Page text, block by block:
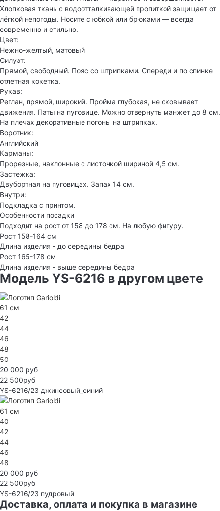
Хлопковая ткань с водоотталкивающей пропиткой защищает от
лёгкой непогоды. Носите с юбкой или брюками — всегда
современно и стильно.
Цвет:
Нежно-желтый, матовый
Силуэт:
Прямой, свободный. Пояс со штрипками. Спереди и по спинке
отлетная кокетка.
Рукав:
Реглан, прямой, широкий. Пройма глубокая, не сковывает
движения. Паты на пуговице. Можно отвернуть манжет до 8 см.
На плечах декоративные погоны на штрипках.
Воротник:
Английский
Карманы:
Прорезные, наклонные с листочкой шириной 4,5 см.
Застежка:
Двубортная на пуговицах. Запах 14 см.
Внутри:
Подкладка с принтом.
Особенности посадки
Подходит на рост от 158 до 178 см. На любую фигуру.
Рост 158-164 см
Длина изделия - до середины бедра
Рост 165-178 см
Длина изделия - выше середины бедра
Модель YS-6216 в другом цвете
61 см
42
44
46
48
50
20 000 руб
22 500руб
YS-6216/23 джинсовый_синий
61 см
40
42
44
46
48
20 000 руб
22 500руб
YS-6216/23 пудровый
Доставка, оплата и покупка в магазине